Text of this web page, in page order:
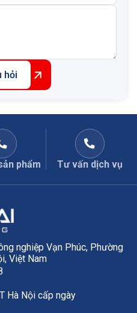
hỏi
phẩm Tư vấn dịch vụ
nghiệp Vạn Phúc, Phường
Việt Nam
Hà Nội cấp ngày